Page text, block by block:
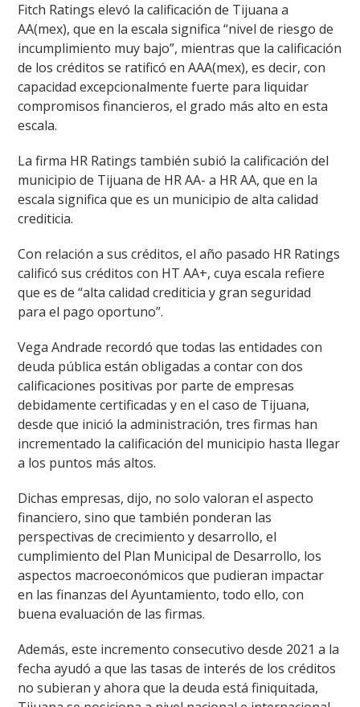
Fitch Ratings elevó la calificación de Tijuana a
AA(mex), que en la escala significa “nivel de riesgo de
incumplimiento muy bajo”, mientras que la calificación
de los créditos se ratificó en AAA(mex), es decir, con
capacidad excepcionalmente fuerte para liquidar
compromisos financieros, el grado más alto en esta
escala.
La firma HR Ratings también subió la calificación del
municipio de Tijuana de HR AA- a HR AA, que en la
escala significa que es un municipio de alta calidad
crediticia.
Con relación a sus créditos, el año pasado HR Ratings
calificó sus créditos con HT AA+, cuya escala refiere
que es de “alta calidad crediticia y gran seguridad
para el pago oportuno”.
Vega Andrade recordó que todas las entidades con
deuda pública están obligadas a contar con dos
calificaciones positivas por parte de empresas
debidamente certificadas y en el caso de Tijuana,
desde que inició la administración, tres firmas han
incrementado la calificación del municipio hasta llegar
a los puntos más altos.
Dichas empresas, dijo, no solo valoran el aspecto
financiero, sino que también ponderan las
perspectivas de crecimiento y desarrollo, el
cumplimiento del Plan Municipal de Desarrollo, los
aspectos macroeconómicos que pudieran impactar
en las finanzas del Ayuntamiento, todo ello, con
buena evaluación de las firmas.
Además, este incremento consecutivo desde 2021 a la
fecha ayudó a que las tasas de interés de los créditos
no subieran y ahora que la deuda está finiquitada,